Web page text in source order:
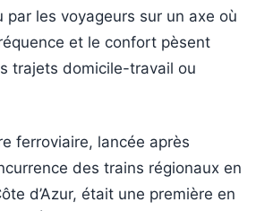
par les voyageurs sur un axe où
et le confort pèsent
trajets domicile-travail ou
ferroviaire, lancée après
des trains régionaux en
d’Azur, était une première en